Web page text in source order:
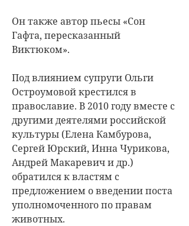
Он также автор пьесы «Сон
Гафта, пересказанный
Виктюком».
Под влиянием супруги Ольги
Остроумовой крестился в
православие. В 2010 году вместе с
другими деятелями российской
культуры (Елена Камбурова,
Сергей Юрский, Инна Чурикова,
Андрей Макаревич и др.)
обратился к властям с
предложением о введении поста
уполномоченного по правам
животных.